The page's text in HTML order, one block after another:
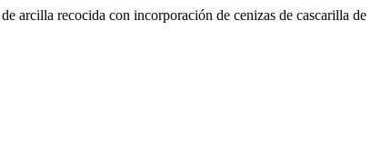
arcilla recocida con incorporación de cenizas de cascarilla de